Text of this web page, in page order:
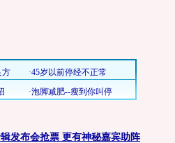
发布会抢票 更有神秘嘉宾助阵